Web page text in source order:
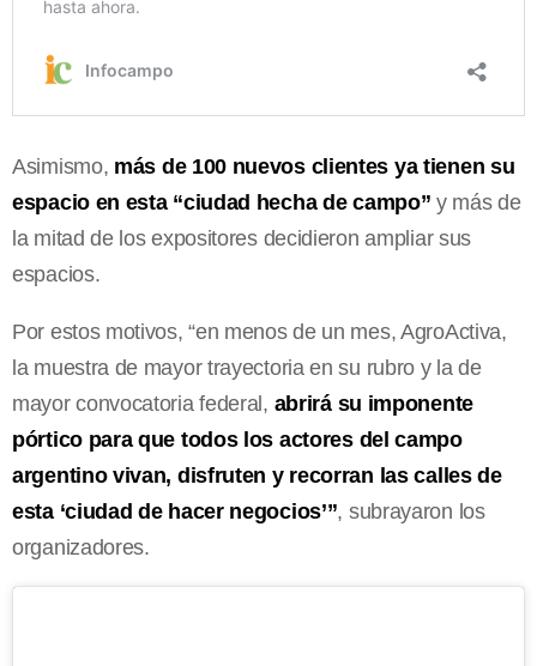
Asimismo, más de 100 nuevos clientes ya tienen su
espacio en esta “ciudad hecha de campo” y más de
la mitad de los expositores decidieron ampliar sus
espacios.
Por estos motivos, “en menos de un mes, AgroActiva,
la muestra de mayor trayectoria en su rubro y la de
mayor convocatoria federal, abrirá su imponente
pórtico para que todos los actores del campo
argentino vivan, disfruten y recorran las calles de
esta ‘ciudad de hacer negocios’”, subrayaron los
organizadores.